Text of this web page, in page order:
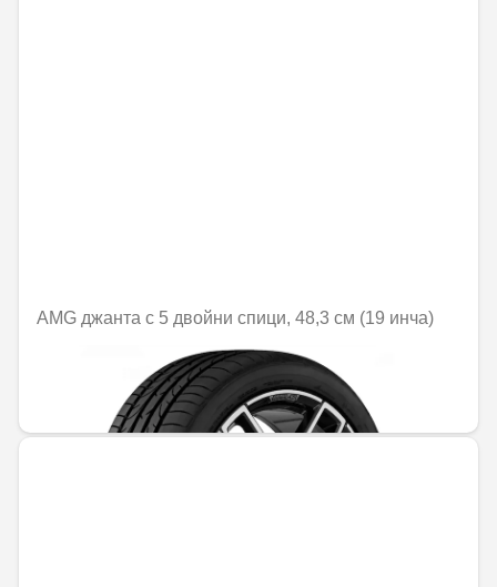
AMG джанта с 5 двойни спици, 48,3 см (19 инча)
Не е налично онлайн
1379,50 € / 2698,06 лв.